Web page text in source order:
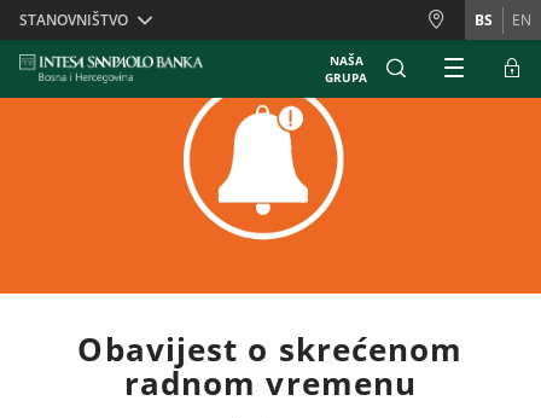
Skiplinks
STANOVNIŠTVO BS EN
NAŠA
GRUPA
Obavijest o skrećenom
radnom vremenu